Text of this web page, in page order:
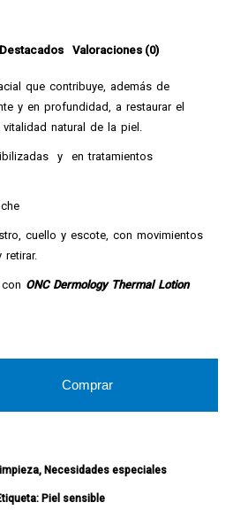
Valoraciones (0)
que contribuye, además de
y en profundidad, a restaurar el
natural de la piel.
y en tratamientos
cuello y escote, con movimientos
ONC Dermology Thermal Lotion
Comprar
, Necesidades especiales
Piel sensible